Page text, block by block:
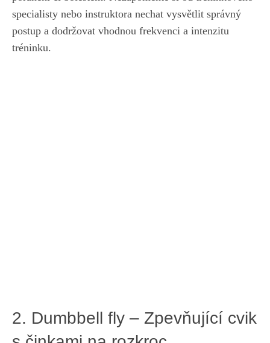
specialisty nebo instruktora nechat vysvětlit správný
postup ⁣a dodržovat vhodnou frekvenci a intenzitu​
tréninku.
2. ⁣Dumbbell fly – Zpevňující cvik